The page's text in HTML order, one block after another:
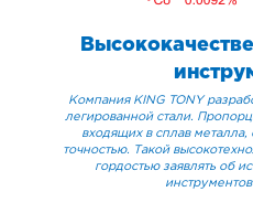
Компания KING TONY
легированной стали.
входящих в сплав
точностью. Такой
гордостью заявлять об